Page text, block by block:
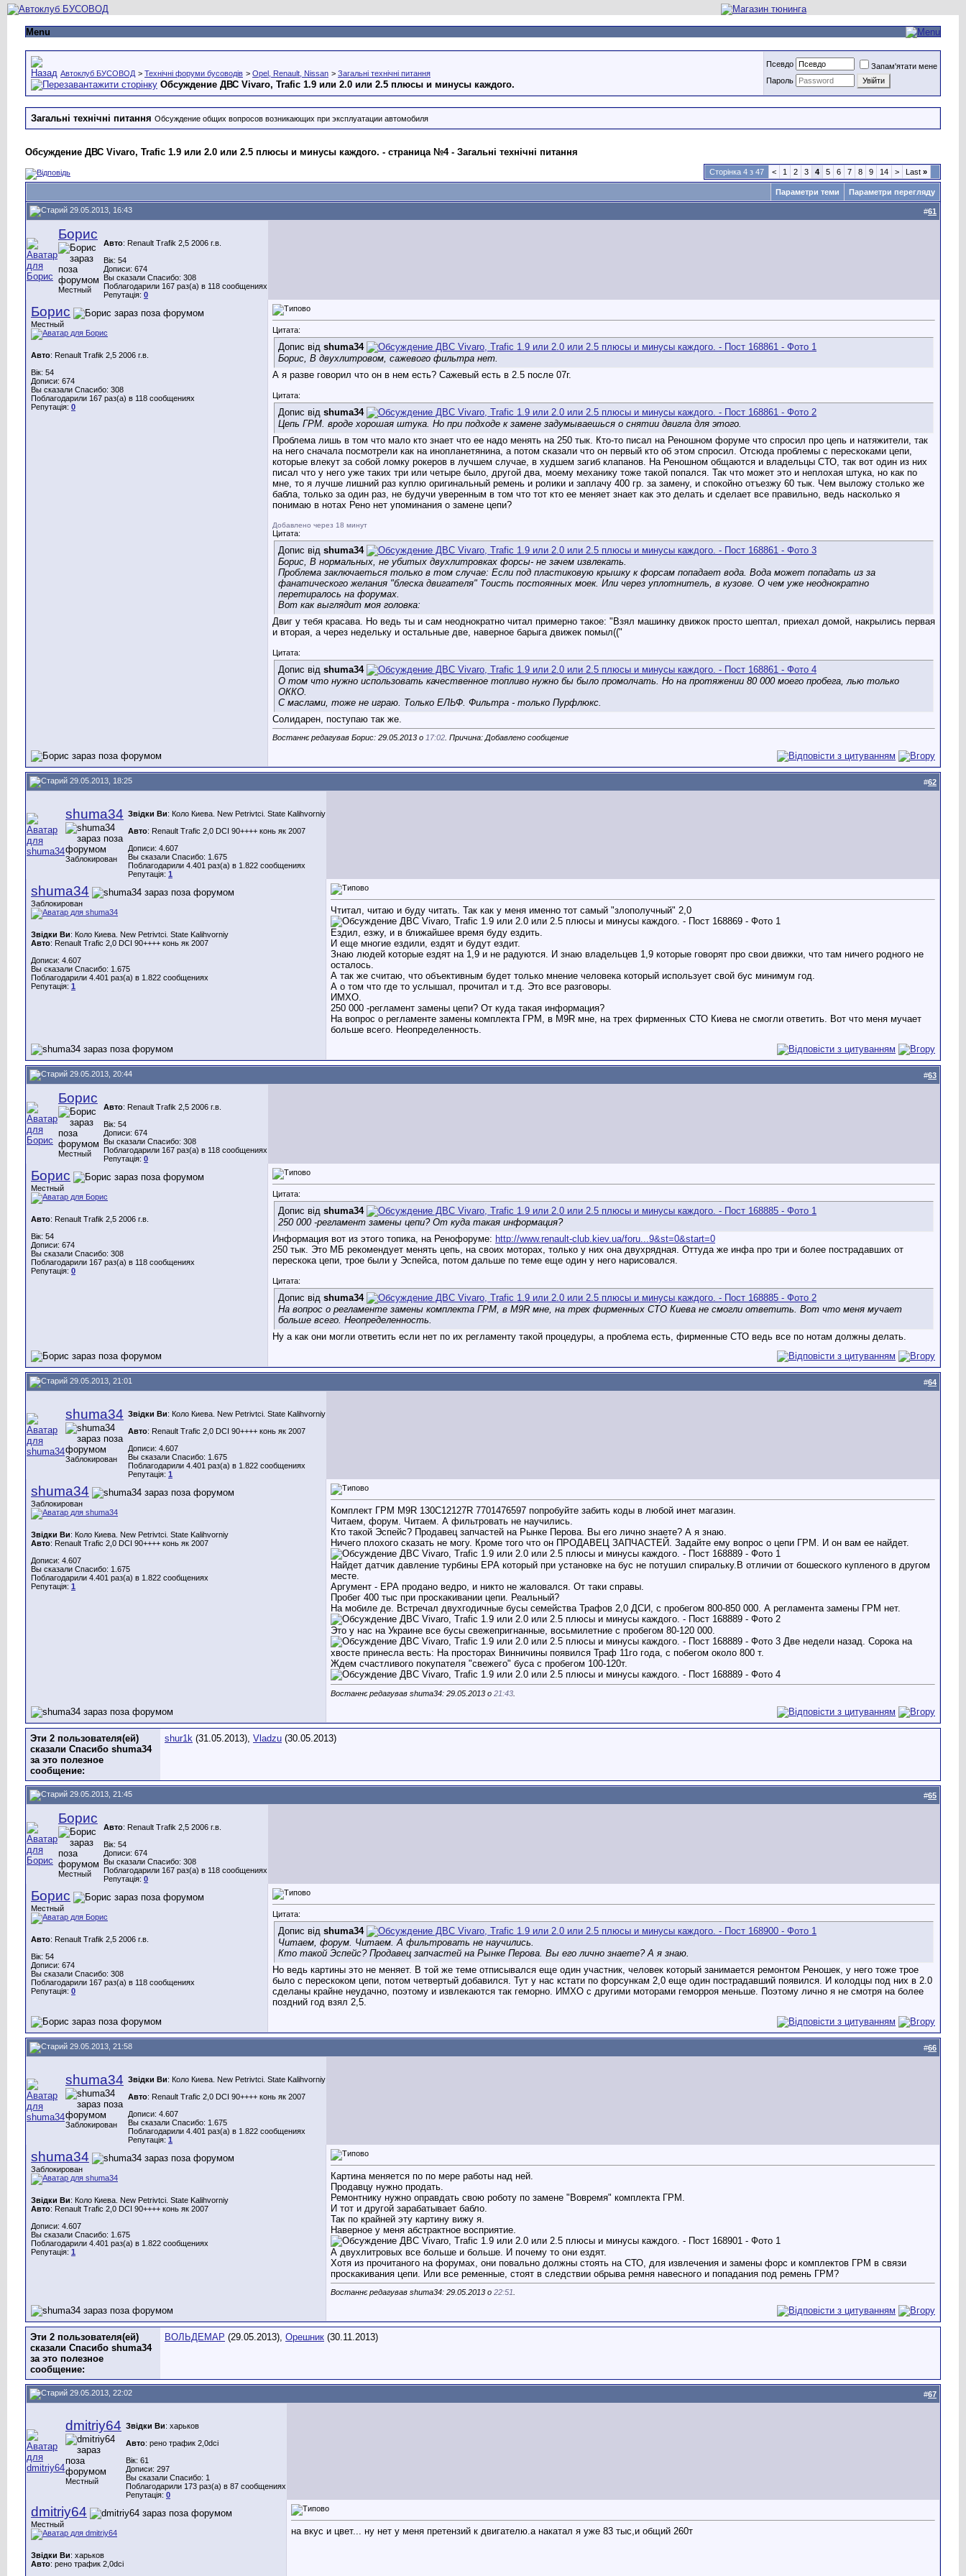
Menu
Автоклуб БУСОВОД > Технічні форуми бусоводів > Opel, Renault, Nissan > Загальні технічні питання
Обсуждение ДВС Vivaro, Trafic 1.9 или 2.0 или 2.5 плюсы и минусы каждого.
Псевдо
Запам'ятати мене
Пароль
Загальні технічні питання Обсуждение общих вопросов возникающих при эксплуатации автомобиля
Обсуждение ДВС Vivaro, Trafic 1.9 или 2.0 или 2.5 плюсы и минусы каждого. - страница №4 - Загальні технічні питання
Сторінка 4 з 47 < 1 2 3 4 5 6 7 8 9 14 > Last »
Параметри теми Параметри перегляду
29.05.2013, 16:43 #61
Борис
Местный
Авто: Renault Trafik 2,5 2006 г.в.
Вік: 54
Дописи: 674
Вы сказали Спасибо: 308
Поблагодарили 167 раз(а) в 118 сообщениях
Репутація: 0
Борис
Местный
Авто: Renault Trafik 2,5 2006 г.в.
Вік: 54
Дописи: 674
Вы сказали Спасибо: 308
Поблагодарили 167 раз(а) в 118 сообщениях
Репутація: 0
Цитата:
Допис від shuma34
Борис, В двухлитровом, сажевого фильтра нет.
А я разве говорил что он в нем есть? Сажевый есть в 2.5 после 07г.
Цитата:
Допис від shuma34
Цепь ГРМ. вроде хорошая штука. Но при подходе к замене задумываешься о снятии двигла для этого.
Проблема лишь в том что мало кто знает что ее надо менять на 250 тык. Кто-то писал на Реношном форуме что спросил про цепь и натяжители, так
на него сначала посмотрели как на инопланетянина, а потом сказали что он первый кто об этом спросил. Отсюда проблемы с перескоками цепи,
которые влекут за собой ломку рокеров в лучшем случае, в худшем загиб клапанов. На Реношном общаются и владельцы СТО, так вот один из них
писал что у него уже таких три или четыре было, другой два, моему механику тоже такой попался. Так что может это и неплохая штука, но как по
мне, то я лучше лишний раз куплю оригинальный ремень и ролики и заплачу 400 гр. за замену, и спокойно отъезжу 60 тык. Чем выложу столько же
бабла, только за один раз, не будучи уверенным в том что тот кто ее меняет знает как это делать и сделает все правильно, ведь насколько я
понимаю в нотах Рено нет упоминания о замене цепи?
Добавлено через 18 минут
Цитата:
Допис від shuma34
Борис, В нормальных, не убитых двухлитровках форсы- не зачем извлекать.
Проблема заключаеться только в том случае: Если под пластиковую крышку к форсам попадает вода. Вода может попадать из за
фанатического желания "блеска двигателя" Тоисть постоянных моек. Или через уплотнитель, в кузове. О чем уже неоднократно
перетиралось на форумах.
Вот как выглядит моя головка:
Двиг у тебя красава. Но ведь ты и сам неоднократно читал примерно такое: "Взял машинку движок просто шептал, приехал домой, накрылись первая
и вторая, а через недельку и остальные две, наверное барыга движек помыл(("
Цитата:
Допис від shuma34
О том что нужно использовать качественное топливо нужно бы было промолчать. Но на протяжении 80 000 моего пробега, лью только
ОККО.
С маслами, тоже не играю. Только ЕЛЬФ. Фильтра - только Пурфлюкс.
Солидарен, поступаю так же.
Востаннє редагував Борис: 29.05.2013 о 17:02 . Причина: Добавлено сообщение
29.05.2013, 18:25 #62
shuma34
Заблокирован
Звідки Ви: Коло Киева. New Petrivtci. State Kalihvorniy
Авто: Renault Trafiс 2,0 DCI 90++++ конь як 2007
Дописи: 4.607
Вы сказали Спасибо: 1.675
Поблагодарили 4.401 раз(а) в 1.822 сообщениях
Репутація: 1
shuma34
Заблокирован
Звідки Ви: Коло Киева. New Petrivtci. State Kalihvorniy
Авто: Renault Trafiс 2,0 DCI 90++++ конь як 2007
Дописи: 4.607
Вы сказали Спасибо: 1.675
Поблагодарили 4.401 раз(а) в 1.822 сообщениях
Репутація: 1
Чтитал, читаю и буду читать. Так как у меня именно тот самый "злополучный" 2,0
Ездил, езжу, и в ближайшее время буду ездить.
И еще многие ездили, ездят и будут ездит.
Знаю людей которые ездят на 1,9 и не радуются. И знаю владельцев 1,9 которые говорят про свои движки, что там ничего родного не
осталось.
А так же считаю, что объективным будет только мнение человека который использует свой бус минимум год.
А о том что где то услышал, прочитал и т.д. Это все разговоры.
ИМХО.
250 000 -регламент замены цепи? От куда такая информация?
На вопрос о регламенте замены комплекта ГРМ, в М9R мне, на трех фирменных СТО Киева не смогли ответить. Вот что меня мучает
больше всего. Неопределенность.
29.05.2013, 20:44 #63
Борис
Местный
Авто: Renault Trafik 2,5 2006 г.в.
Вік: 54
Дописи: 674
Вы сказали Спасибо: 308
Поблагодарили 167 раз(а) в 118 сообщениях
Репутація: 0
Борис
Местный
Авто: Renault Trafik 2,5 2006 г.в.
Вік: 54
Дописи: 674
Вы сказали Спасибо: 308
Поблагодарили 167 раз(а) в 118 сообщениях
Репутація: 0
Цитата:
Допис від shuma34
250 000 -регламент замены цепи? От куда такая информация?
Информация вот из этого топика, на Ренофоруме: http://www.renault-club.kiev.ua/foru...9&st=0&start=0
250 тык. Это МБ рекомендует менять цепь, на своих моторах, только у них она двухрядная. Оттуда же инфа про три и более пострадавших от
перескока цепи, трое были у Эспейса, потом дальше по теме еще один у него нарисовался.
Цитата:
Допис від shuma34
На вопрос о регламенте замены комплекта ГРМ, в М9R мне, на трех фирменных СТО Киева не смогли ответить. Вот что меня мучает
больше всего. Неопределенность.
Ну а как они могли ответить если нет по их регламенту такой процедуры, а проблема есть, фирменные СТО ведь все по нотам должны делать.
29.05.2013, 21:01 #64
shuma34
Заблокирован
Звідки Ви: Коло Киева. New Petrivtci. State Kalihvorniy
Авто: Renault Trafiс 2,0 DCI 90++++ конь як 2007
Дописи: 4.607
Вы сказали Спасибо: 1.675
Поблагодарили 4.401 раз(а) в 1.822 сообщениях
Репутація: 1
shuma34
Заблокирован
Звідки Ви: Коло Киева. New Petrivtci. State Kalihvorniy
Авто: Renault Trafiс 2,0 DCI 90++++ конь як 2007
Дописи: 4.607
Вы сказали Спасибо: 1.675
Поблагодарили 4.401 раз(а) в 1.822 сообщениях
Репутація: 1
Комплект ГРМ М9R 130C12127R 7701476597 попробуйте забить коды в любой инет магазин.
Читаем, форум. Читаем. А фильтровать не научились.
Кто такой Эспейс? Продавец запчастей на Рынке Перова. Вы его лично знаете? А я знаю.
Ничего плохого сказать не могу. Кроме того что он ПРОДАВЕЦ ЗАПЧАСТЕЙ. Задайте ему вопрос о цепи ГРМ. И он вам ее найдет.
Найдет датчик давление турбины ЕРА который при установке на бус не потушил спиральку.В отличии от бошеского купленого в другом
месте.
Аргумент - ЕРА продано ведро, и никто не жаловался. От таки справы.
Пробег 400 тыс при проскакивании цепи. Реальный?
На мобиле де. Встречал двухгодичные бусы семейства Трафов 2,0 ДСИ, с пробегом 800-850 000. А регламента замены ГРМ нет.
Это у нас на Украине все бусы свежепригнанные, восьмилетние с пробегом 80-120 000.
Две недели назад. Сорока на
хвосте принесла весть: На просторах Винничины появился Траф 11го года, с побегом около 800 т.
Ждем счастливого покупателя "свежего" буса с пробегом 100-120т.
Востаннє редагував shuma34: 29.05.2013 о 21:43
Эти 2 пользователя(ей)
сказали Спасибо shuma34
за это полезное
сообщение:
shur1k (31.05.2013), Vladzu (30.05.2013)
29.05.2013, 21:45 #65
Борис
Местный
Авто: Renault Trafik 2,5 2006 г.в.
Вік: 54
Дописи: 674
Вы сказали Спасибо: 308
Поблагодарили 167 раз(а) в 118 сообщениях
Репутація: 0
Борис
Местный
Авто: Renault Trafik 2,5 2006 г.в.
Вік: 54
Дописи: 674
Вы сказали Спасибо: 308
Поблагодарили 167 раз(а) в 118 сообщениях
Репутація: 0
Цитата:
Допис від shuma34
Читаем, форум. Читаем. А фильтровать не научились.
Кто такой Эспейс? Продавец запчастей на Рынке Перова. Вы его лично знаете? А я знаю.
Но ведь картины это не меняет. В той же теме отписывался еще один участник, человек который занимается ремонтом Реношек, у него тоже трое
было с перескоком цепи, потом четвертый добавился. Тут у нас кстати по форсункам 2,0 еще один пострадавший появился. И колодцы под них в 2.0
сделаны крайне неудачно, поэтому и извлекаются так геморно. ИМХО с другими моторами геморроя меньше. Поэтому лично я не смотря на более
поздний год взял 2,5.
29.05.2013, 21:58 #66
shuma34
Заблокирован
Звідки Ви: Коло Киева. New Petrivtci. State Kalihvorniy
Авто: Renault Trafiс 2,0 DCI 90++++ конь як 2007
Дописи: 4.607
Вы сказали Спасибо: 1.675
Поблагодарили 4.401 раз(а) в 1.822 сообщениях
Репутація: 1
shuma34
Заблокирован
Звідки Ви: Коло Киева. New Petrivtci. State Kalihvorniy
Авто: Renault Trafiс 2,0 DCI 90++++ конь як 2007
Дописи: 4.607
Вы сказали Спасибо: 1.675
Поблагодарили 4.401 раз(а) в 1.822 сообщениях
Репутація: 1
Картина меняется по по мере работы над ней.
Продавцу нужно продать.
Ремонтнику нужно оправдать свою роботу по замене "Вовремя" комплекта ГРМ.
И тот и другой зарабатывает бабло.
Так по крайней эту картину вижу я.
Наверное у меня абстрактное восприятие.
А двухлитровых все больше и больше. И почему то они ездят.
Хотя из прочитаного на форумах, они повально должны стоять на СТО, для извлечения и замены форс и комплектов ГРМ в связи
проскакивания цепи. Или все ременные, стоят в следствии обрыва ремня навесного и попадания под ремень ГРМ?
Востаннє редагував shuma34: 29.05.2013 о 22:51
Эти 2 пользователя(ей)
сказали Спасибо shuma34
за это полезное
сообщение:
ВОЛЬДЕМАР (29.05.2013), Орешник (30.11.2013)
29.05.2013, 22:02 #67
dmitriy64
Местный
Звідки Ви: харьков
Авто: рено трафик 2,0dci
Вік: 61
Дописи: 297
Вы сказали Спасибо: 1
Поблагодарили 173 раз(а) в 87 сообщениях
Репутація: 0
dmitriy64
Местный
Звідки Ви: харьков
Авто: рено трафик 2,0dci
на вкус и цвет... ну нет у меня претензий к двигателю.а накатал я уже 83 тыс,и общий 260т